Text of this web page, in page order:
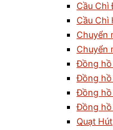
Cầu Chì
Cầu Chì
Chuyển
Chuyển
Đồng hồ
Đồng hồ
Đồng hồ
Đồng hồ
Quạt